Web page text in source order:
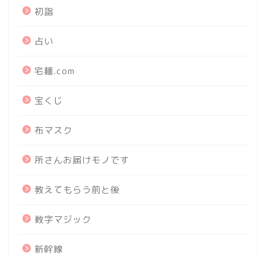
初詣
占い
宅麺.com
宝くじ
布マスク
所さんお届けモノです
教えてもらう前と後
数字マジック
新幹線